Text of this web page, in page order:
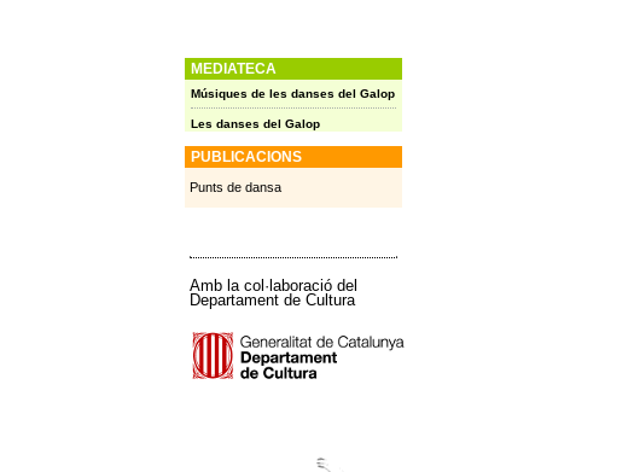
MEDIATECA
Músiques de les danses del Galop
Les danses del Galop
PUBLICACIONS
Punts de dansa
Amb la col·laboració del
Departament de Cultura